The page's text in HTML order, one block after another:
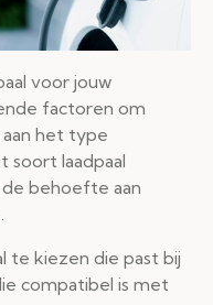
voor jouw
factoren om
het type
soort laadpaal
behoefte aan
te kiezen die past bij
compatibel is met